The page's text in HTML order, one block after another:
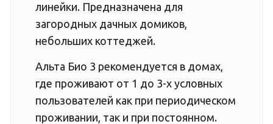
линейки. Предназначена для
загородных дачных домиков,
небольших коттеджей.
Альта Био 3 рекомендуется в домах,
где проживают от 1 до 3-х условных
пользователей как при периодическом
проживании, так и при постоянном.